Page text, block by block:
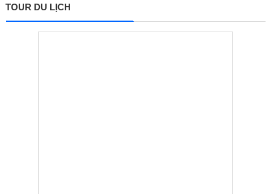
TOUR DU LỊCH